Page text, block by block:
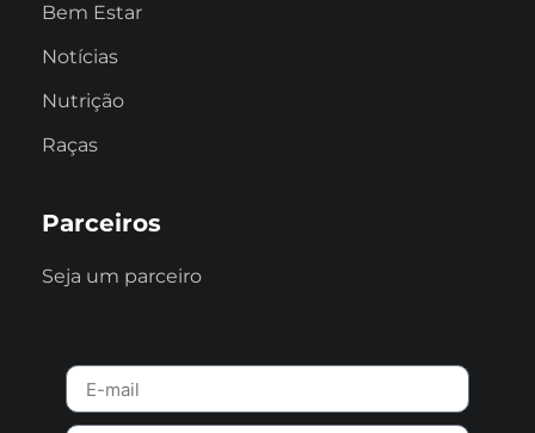
Bem Estar
Notícias
Nutrição
Raças
Parceiros
Seja um parceiro